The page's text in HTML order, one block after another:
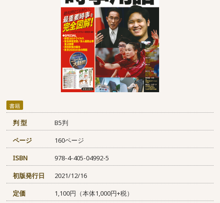
書籍
判 型
B5判
ページ
160ページ
ISBN
978-4-405-04992-5
初版発行日
2021/12/16
定価
1,100円（本体1,000円+税）